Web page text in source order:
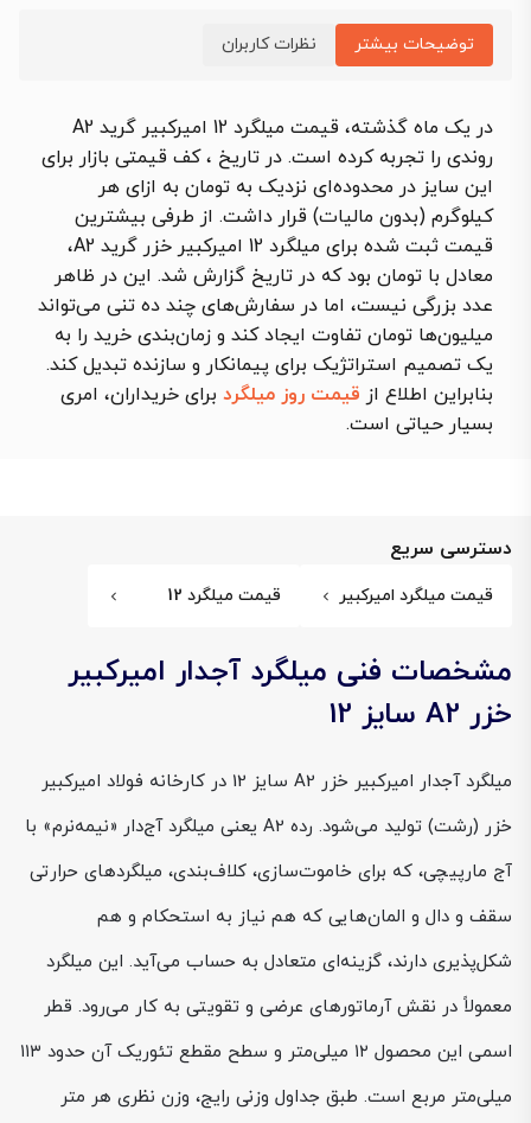
توضیحات بیشتر نظرات کاربران
در یک ماه گذشته، قیمت میلگرد 12 امیرکبیر گرید A2
روندی را تجربه کرده است. در تاریخ ، کف قیمتی بازار برای
این سایز در محدوده‌ای نزدیک به تومان به ازای هر
کیلوگرم (بدون مالیات) قرار داشت. از طرفی بیشترین
قیمت ثبت شده برای میلگرد 12 امیرکبیر خزر گرید A2،
معادل با تومان بود که در تاریخ گزارش شد. این در ظاهر
عدد بزرگی نیست، اما در سفارش‌های چند ده تنی می‌تواند
میلیون‌ها تومان تفاوت ایجاد کند و زمان‌بندی خرید را به
یک تصمیم استراتژیک برای پیمانکار و سازنده تبدیل کند.
بنابراین اطلاع از قیمت روز میلگرد برای خریداران، امری
بسیار حیاتی است.
دسترسی سریع
قیمت میلگرد امیرکبیر قیمت میلگرد 12
مشخصات فنی میلگرد آجدار امیرکبیر
خزر A2 سایز 12
میلگرد آجدار امیرکبیر خزر A2 سایز 12 در کارخانه فولاد امیرکبیر
خزر (رشت) تولید می‌شود. رده A2 یعنی میلگرد آج‌دار «نیمه‌نرم» با
آج مارپیچی، که برای خاموت‌سازی، کلاف‌بندی، میلگردهای حرارتی
سقف و دال و المان‌هایی که هم نیاز به استحکام و هم
شکل‌پذیری دارند، گزینه‌ای متعادل به حساب می‌آید. این میلگرد
معمولاً در نقش آرماتورهای عرضی و تقویتی به کار می‌رود. قطر
اسمی این محصول ۱۲ میلی‌متر و سطح مقطع تئوریک آن حدود ۱۱۳
میلی‌متر مربع است. طبق جداول وزنی رایج، وزن نظری هر متر